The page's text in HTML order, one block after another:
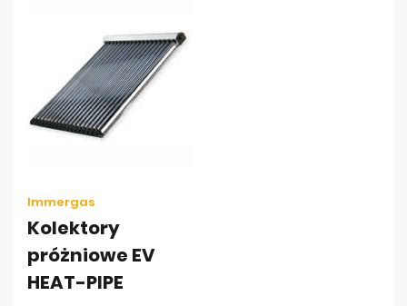
Immergas
Kolektory
próżniowe EV
HEAT-PIPE